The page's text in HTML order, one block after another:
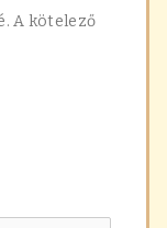
A kötelező